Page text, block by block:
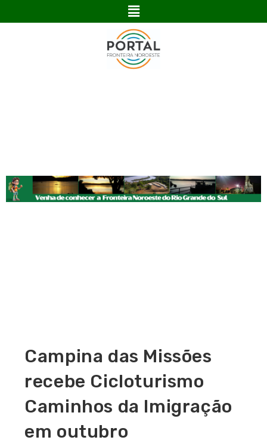
Campina das Missões
recebe Cicloturismo
Caminhos da Imigração
em outubro